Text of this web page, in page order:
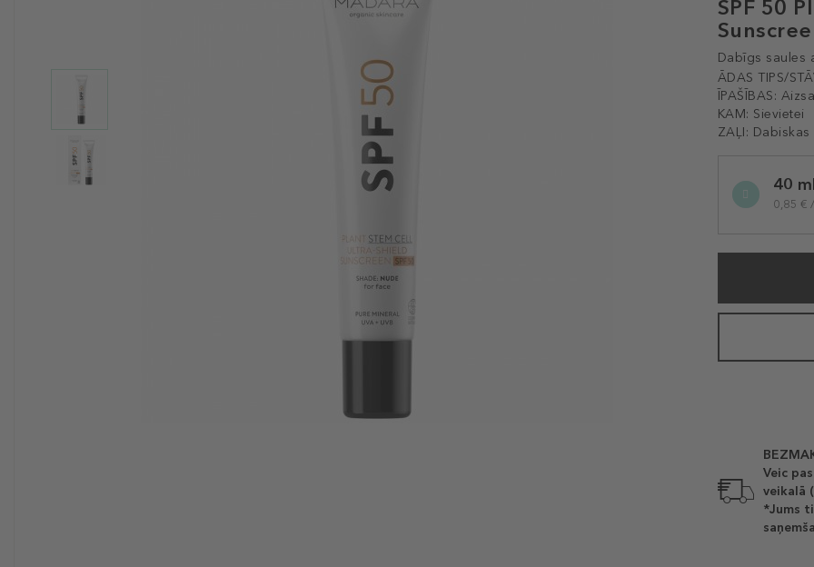
SPF 50
Dabīgs saules
ĀDAS TIPS/
ĪPAŠĪBAS:
KAM: Sievietei
ZAĻI:
variation40
0,85 €
Veic
veikalā
*Jums